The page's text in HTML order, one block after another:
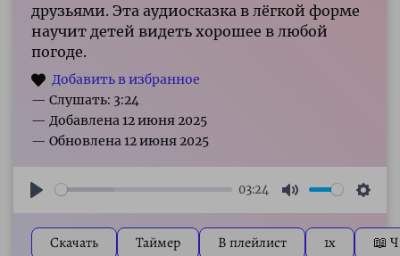
друзьями. Эта аудиосказка в лёгкой форме
научит детей видеть хорошее в любой
погоде.
— Слушать: 3:24
03:24
Mute
Скачать Таймер В плейлист 1x 📖